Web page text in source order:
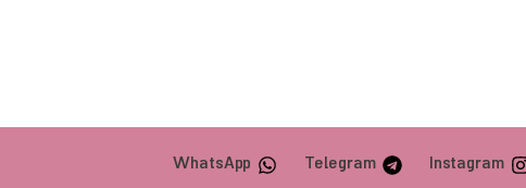
Instagram
Telegram
WhatsApp